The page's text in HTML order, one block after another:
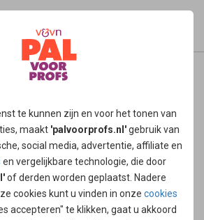
te kunnen zijn en voor het tonen van
maakt 'palvoorprofs.nl'gebruik van
social media, advertentie, affiliate en
en vergelijkbare technologie, die door
of derden worden geplaatst. Nadere
cookies kunt u vinden in onze cookies
accepteren" te klikken, gaat u akkoord
wilt geen hospice zonder verzorgenden
werkt als verzorgende in hospice De
"Ik heb lang gedacht dat er
plek zou zijn in een hospice. Ik
werkten. Nu zie ik de